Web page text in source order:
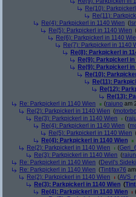
Re(10):
Re(11):
Re(4): Parkpickerl in 1140 Wien (
Re(5): Parkpickerl in 1140 Wien
Re(6): Parkpickerl in 1140
Re(7): Parkpickerl in 1140
Re(8): Parkpickerl in
Re(9): Parkpickerl in
Re(9): Parkpickerl in
Re(10):
Re(11):
Re(12):
Re(13):
Re: Parkpickerl in 1140 Wien
(raiuno am
Re(2): Parkpickerl in 1140 Wien (
Re(3): Parkpickerl in 1140 Wien
(
Re(4): Parkpickerl in 1140 Wien (
Re(5): Parkpickerl in 1140 Wien
Re(4): Parkpickerl in 1140 Wien
Re(2): Parkpickerl in 1140 Wien
(
Re(3): Parkpickerl in 1140 Wien (
Re: Parkpickerl in 1140 Wien (Devil's
Re: Parkpickerl in 1140 Wien (Tintifax76
Re(2): Parkpickerl in 1140 Wien
(
Re(3): Parkpickerl in 1140 Wien (
Re(4): Parkpickerl in 1140 Wien